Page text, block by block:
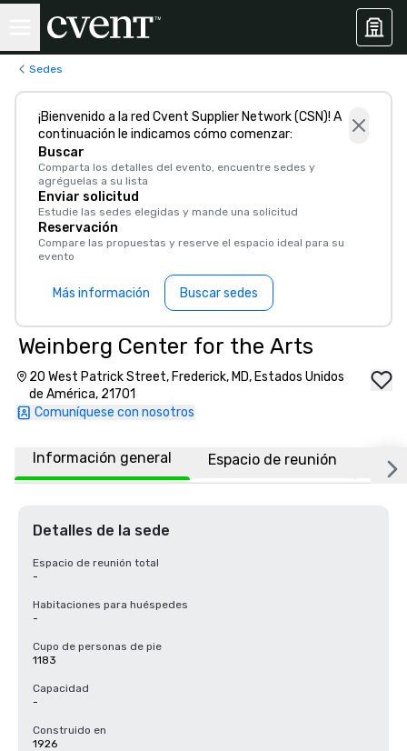
Sedes
¡Bienvenido a la red Cvent Supplier Network (CSN)! A
continuación le indicamos cómo comenzar:
Buscar
Comparta los detalles del evento, encuentre sedes y
agréguelas a su lista
Enviar solicitud
Estudie las sedes elegidas y mande una solicitud
Reservación
Compare las propuestas y reserve el espacio ideal para su
evento
Más información Buscar sedes
Weinberg Center for the Arts
20 West Patrick Street, Frederick, MD, Estados Unidos
de América, 21701
Comuníquese con nosotros
Información general Espacio de reunión
Detalles de la sede
Espacio de reunión total
-
Habitaciones para huéspedes
-
Cupo de personas de pie
1183
Capacidad
-
Construido en
1926